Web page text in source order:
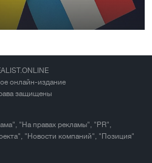
онлайн-издание
защищены
"На правах рекламы", "PR",
"Новости компаний", "Позиция"